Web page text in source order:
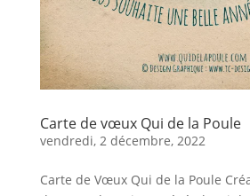
Carte de vœux Qui de la Poule
vendredi, 2 décembre, 2022
Carte de Vœux Qui de la Poule